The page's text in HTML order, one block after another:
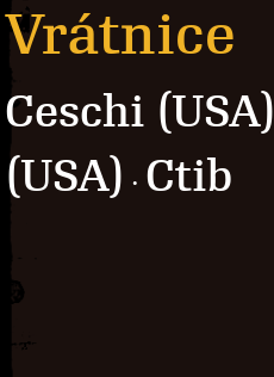
Vrátnice
Ceschi (USA)
(USA) · Ctib